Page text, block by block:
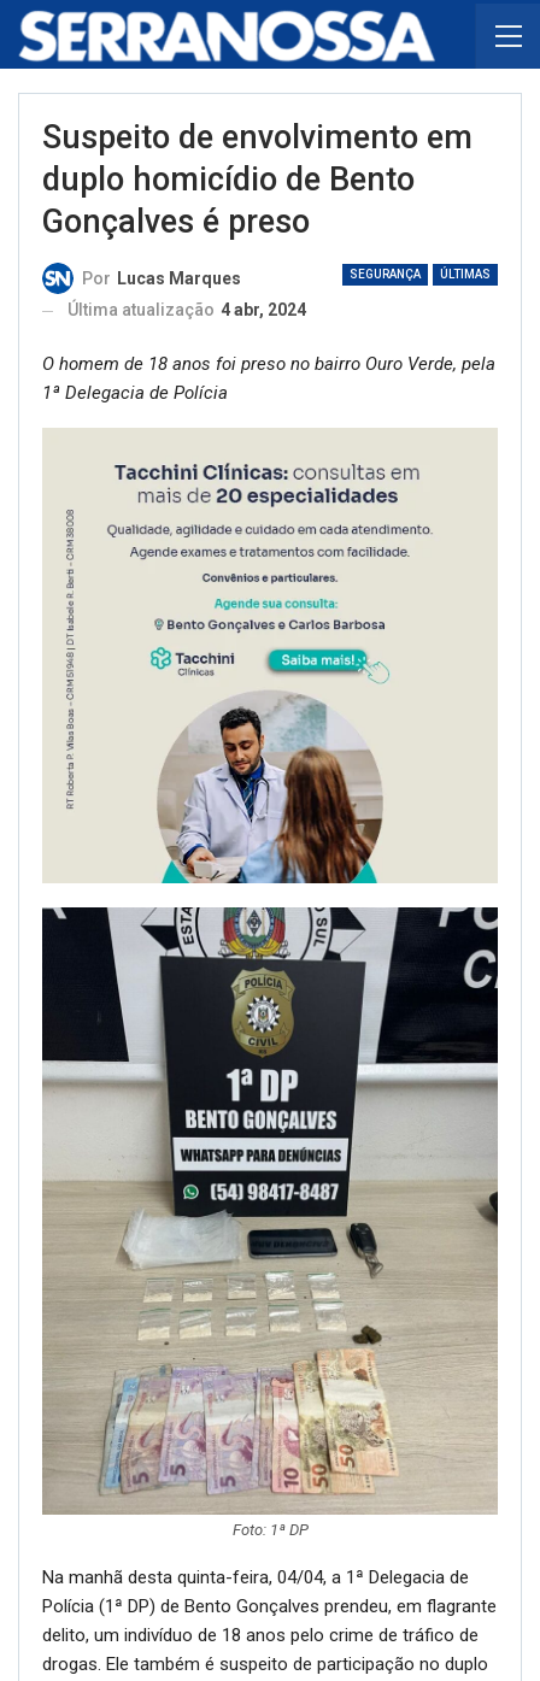
Suspeito de envolvimento em
duplo homicídio de Bento
Gonçalves é preso
SEGURANÇA ÚLTIMAS
Por Lucas Marques
Última atualização 4 abr, 2024
O homem de 18 anos foi preso no bairro Ouro Verde, pela
1ª Delegacia de Polícia
Foto: 1ª DP
Na manhã desta quinta-feira, 04/04, a 1ª Delegacia de
Polícia (1ª DP) de Bento Gonçalves prendeu, em flagrante
delito, um indivíduo de 18 anos pelo crime de tráfico de
drogas. Ele também é suspeito de participação no duplo